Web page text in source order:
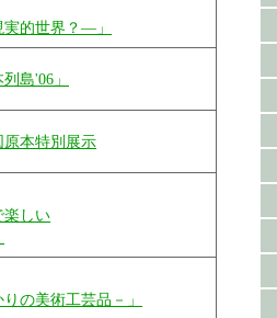
的世界？―」
島'06」
本特別展示
しい
の美術工芸品－」